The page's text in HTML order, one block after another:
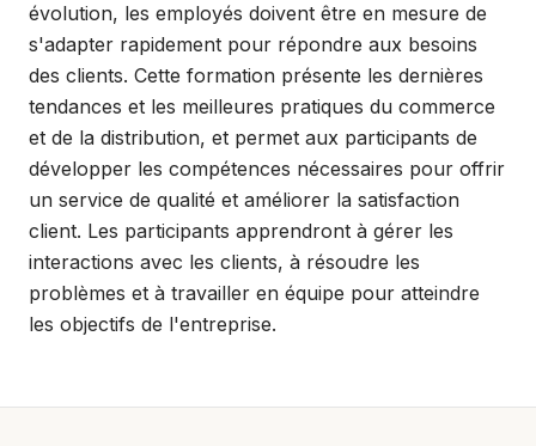
évolution, les employés doivent être en mesure de
s'adapter rapidement pour répondre aux besoins
des clients. Cette formation présente les dernières
tendances et les meilleures pratiques du commerce
et de la distribution, et permet aux participants de
développer les compétences nécessaires pour offrir
un service de qualité et améliorer la satisfaction
client. Les participants apprendront à gérer les
interactions avec les clients, à résoudre les
problèmes et à travailler en équipe pour atteindre
les objectifs de l'entreprise.